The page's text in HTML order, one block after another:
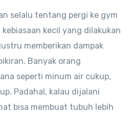
selalu tentang pergi ke gym
kecil yang dilakukan
memberikan dampak
Banyak orang
seperti minum air cukup,
Padahal, kalau dijalani
bisa membuat tubuh lebih